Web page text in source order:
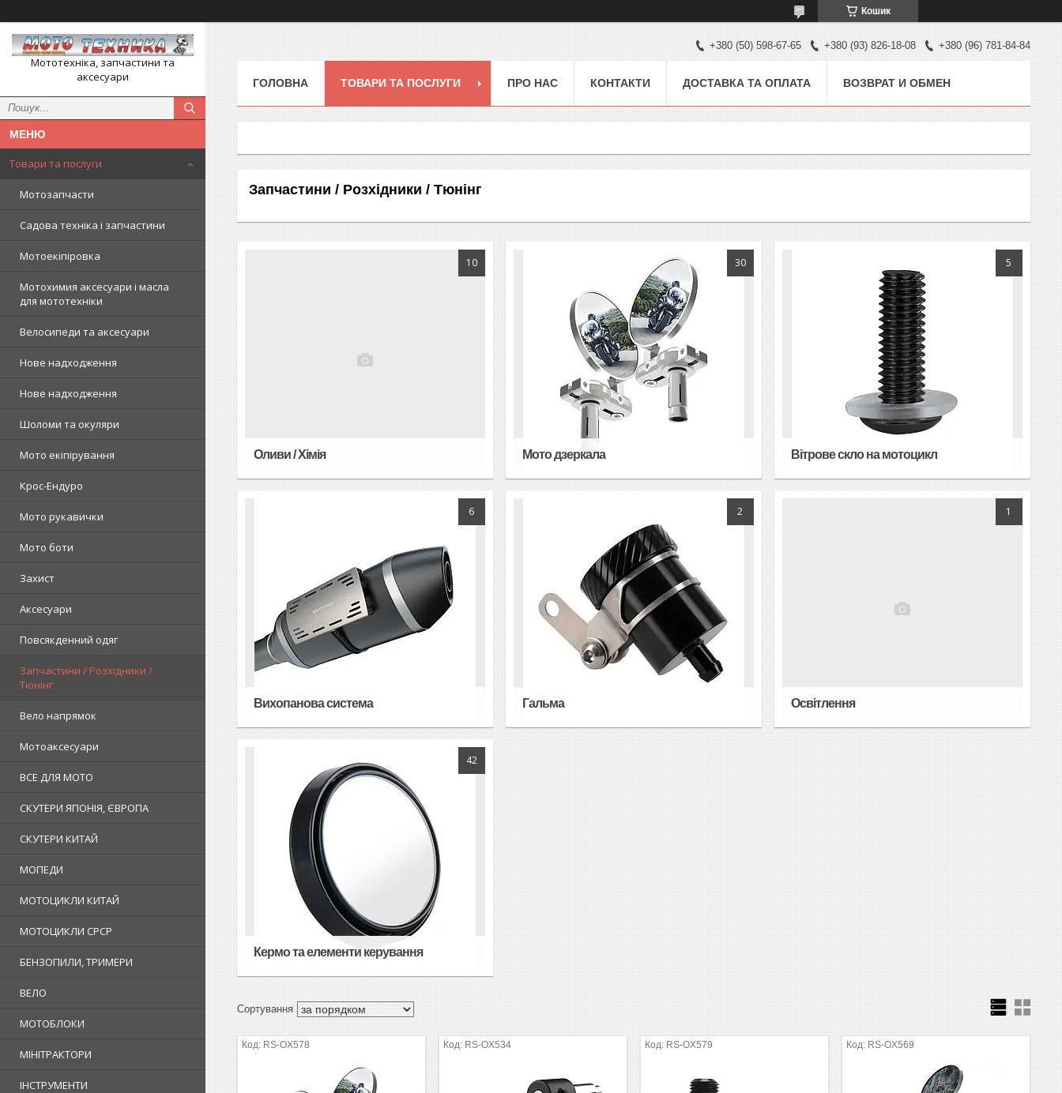
Кошик
Мототехніка, запчастини та
аксесуари
Товари та послуги
Мотозапчасти
Садова техніка і запчастини
Мотоекіпіровка
Мотохимия аксесуари і масла
для мототехніки
Велосипеди та аксесуари
Нове надходження
Нове надходження
Шоломи та окуляри
Мото екіпірування
Крос-Ендуро
Мото рукавички
Мото боти
Захист
Аксесуари
Повсякденний одяг
Запчастини / Розхідники /
Тюнінг
Вело напрямок
Мотоаксесуари
ВСЕ ДЛЯ МОТО
СКУТЕРИ ЯПОНІЯ, ЄВРОПА
СКУТЕРИ КИТАЙ
МОПЕДИ
МОТОЦИКЛИ КИТАЙ
МОТОЦИКЛИ СРСР
БЕНЗОПИЛИ, ТРИМЕРИ
ВЕЛО
МОТОБЛОКИ
МІНІТРАКТОРИ
ІНСТРУМЕНТИ
+380 (50) 598-67-65 +380 (93) 826-18-08 +380 (96) 781-84-84
ГОЛОВНА ТОВАРИ ТА ПОСЛУГИ ПРО НАС КОНТАКТИ ДОСТАВКА ТА ОПЛАТА ВОЗВРАТ И ОБМЕН
Запчастини / Розхідники / Тюнінг
10
Оливи / Хімія
30
Мото дзеркала
5
Вітрове скло на мотоцикл
6
Вихопанова система
2
Гальма
1
Освітлення
42
Кермо та елементи керування
RS-OX578 RS-OX534 RS-OX579 RS-OX569